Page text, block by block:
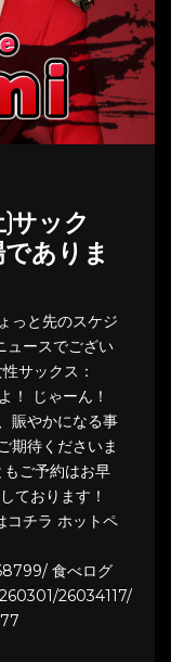
サック
でありま
っと先のスケジ
ュースでござい
サックス：
！ じゃーん！
賑やかになる事
期待くださいま
ご予約はお早
ております！
チラ ホットペ
食べログ
26034117/